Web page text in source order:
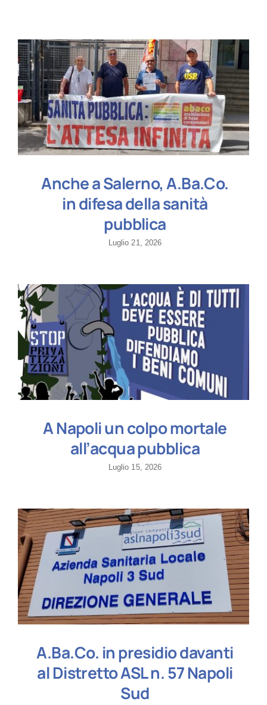
Anche a Salerno, A.Ba.Co.
in difesa della sanità
pubblica
Luglio 21, 2026
A Napoli un colpo mortale
all’acqua pubblica
Luglio 15, 2026
A.Ba.Co. in presidio davanti
al Distretto ASL n. 57 Napoli
Sud